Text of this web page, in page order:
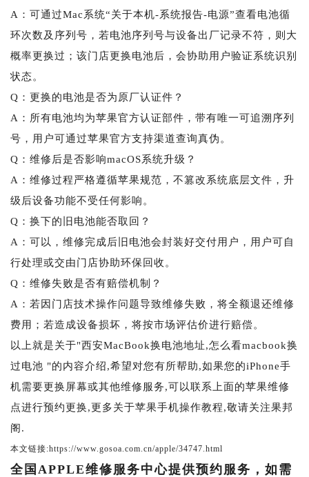
A：可通过Mac系统“关于本机-系统报告-电源”查看电池循
环次数及序列号，若电池序列号与设备出厂记录不符，则大
概率更换过；该门店更换电池后，会协助用户验证系统识别
状态。
Q：更换的电池是否为原厂认证件？
A：所有电池均为苹果官方认证部件，带有唯一可追溯序列
号，用户可通过苹果官方支持渠道查询真伪。
Q：维修后是否影响macOS系统升级？
A：维修过程严格遵循苹果规范，不篡改系统底层文件，升
级后设备功能不受任何影响。
Q：换下的旧电池能否取回？
A：可以，维修完成后旧电池会封装好交付用户，用户可自
行处理或交由门店协助环保回收。
Q：维修失败是否有赔偿机制？
A：若因门店技术操作问题导致维修失败，将全额退还维修
费用；若造成设备损坏，将按市场评估价进行赔偿。
以上就是关于"西安MacBook换电池地址,怎么看macbook换
过电池 "的内容介绍,希望对您有所帮助,如果您的iPhone手
机需要更换屏幕或其他维修服务,可以联系上面的苹果维修
点进行预约更换,更多关于苹果手机操作教程,敬请关注果邦
阁.
本文链接:https://www.gosoa.com.cn/apple/34747.html
全国APPLE维修服务中心提供预约服务，如需